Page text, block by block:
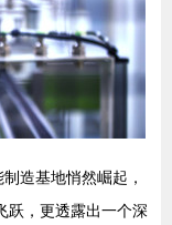
造基地悄然崛起，
跃，更透露出一个深